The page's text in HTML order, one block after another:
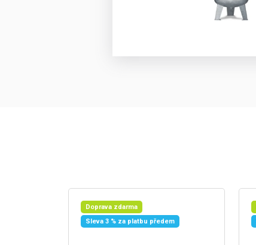
Doprava zdarma
Sleva 3 % za platbu předem